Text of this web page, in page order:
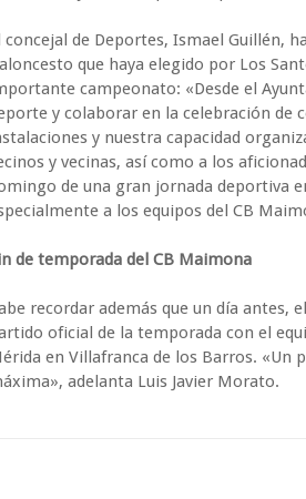
concejal de Deportes, Ismael Guillén,
que haya elegido por Los
campeonato: «Desde el
y colaborar en la celebración de
y nuestra capacidad
y vecinas, así como a los
de una gran jornada deportiva
a los equipos del CB
de temporada del CB Maimona
recordar además que un día antes,
oficial de la temporada con el
en Villafranca de los Barros. «Un
adelanta Luis Javier Morato.